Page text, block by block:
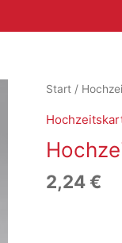
Start /
2,24€